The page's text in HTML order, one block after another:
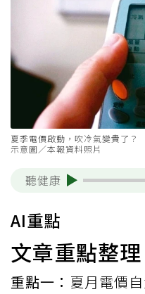
夏季電價啟動，吹冷氣變貴了？
示意圖／本報資料照片
聽健康
AI重點
文章重點整理
重點一： 夏月電價